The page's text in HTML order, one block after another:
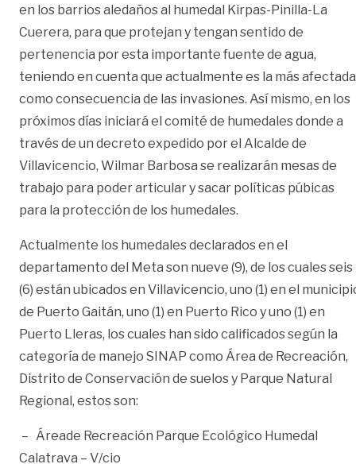
en los barrios aledaños al humedal Kirpas-Pinilla-La
Cuerera, para que protejan y tengan sentido de
pertenencia por esta importante fuente de agua,
teniendo en cuenta que actualmente es la más afectada
como consecuencia de las invasiones. Así mismo, en los
próximos días iniciará el comité de humedales donde a
través de un decreto expedido por el Alcalde de
Villavicencio, Wilmar Barbosa se realizarán mesas de
trabajo para poder articular y sacar políticas púbicas
para la protección de los humedales.
Actualmente los humedales declarados en el
departamento del Meta son nueve (9), de los cuales seis
(6) están ubicados en Villavicencio, uno (1) en el
de Puerto Gaitán, uno (1) en Puerto Rico y uno (1) en
Puerto Lleras, los cuales han sido calificados según la
categoría de manejo SINAP como Área de Recreación,
Distrito de Conservación de suelos y Parque Natural
Regional, estos son:
– Áreade Recreación Parque Ecológico Humedal
Calatrava – V/cio